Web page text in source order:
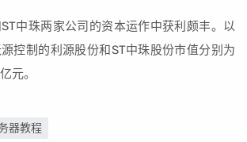
中珠两家公司的资本运作中获利颇丰。以
控制的利源股份和ST中珠股份市值分别为
元。
器教程